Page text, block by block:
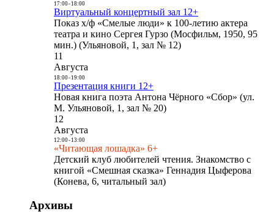
17:00- 18:00
Виртуальный концертный зал 12+
Показ х/ф «Смелые люди» к 100-летию актера
театра и кино Сергея Гурзо (Мосфильм, 1950, 95
мин.) (Ульяновой, 1, зал № 12)
11
Августа
18:00- 19:00
Презентация книги 12+
Новая книга поэта Антона Чёрного «Сбор» (ул.
М. Ульяновой, 1, зал № 20)
12
Августа
12:00- 13:00
«Читающая лошадка» 6+
Детский клуб любителей чтения. Знакомство с
книгой «Смешная сказка» Геннадия Цыферова
(Конева, 6, читальный зал)
Архивы